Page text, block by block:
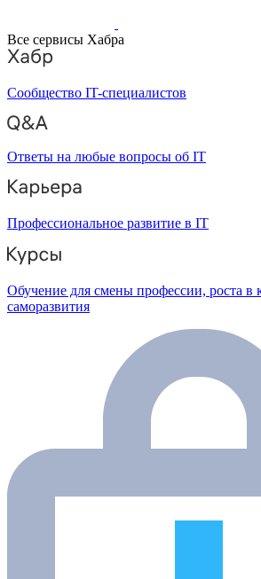
Все сервисы Хабра
Сообщество IT-специалистов
Ответы на любые вопросы об IT
Профессиональное развитие в IT
Обучение для смены профессии, роста в
саморазвития